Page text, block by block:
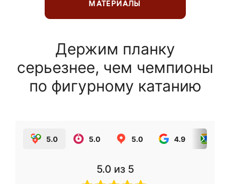
МАТЕРИАЛЫ
Держим планку
серьезнее, чем чемпионы
по фигурному катанию
5.0 5.0 5.0 4.9
5.0 из 5